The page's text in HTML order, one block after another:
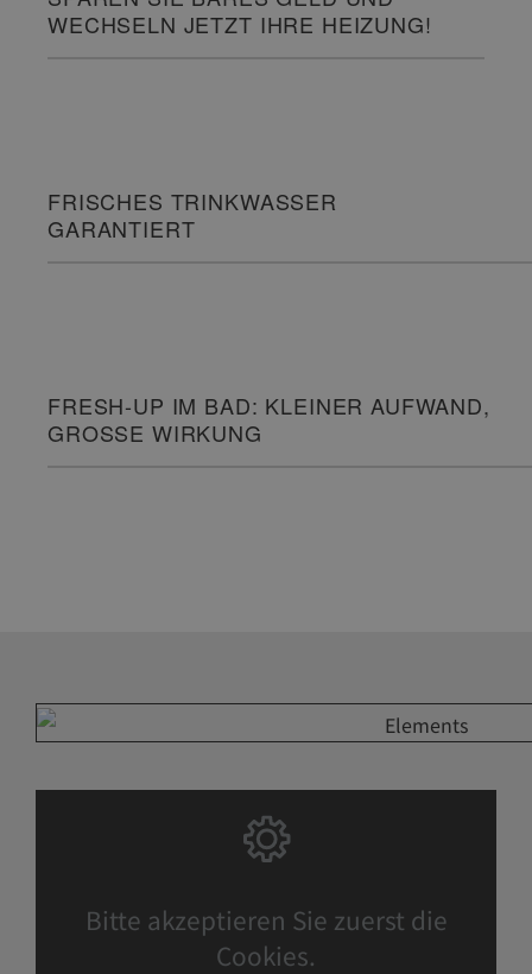
WECHSELN JETZT IHRE HEIZUNG!
FRISCHES TRINKWASSER
GARANTIERT
FRESH-UP IM BAD: KLEINER AUFWAND,
GROSSE WIRKUNG
Bitte akzeptieren Sie zuerst die
Cookies.